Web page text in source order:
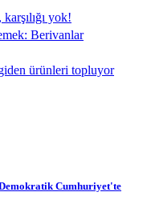
yok!
Berivanlar
ürünleri topluyor
Cumhuriyet'te